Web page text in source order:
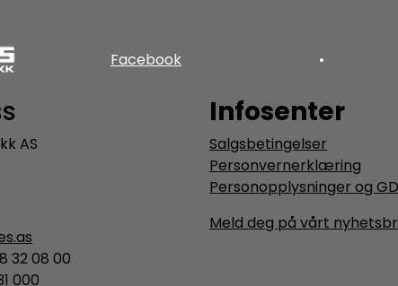
Facebook •
AS
32 08 00
000
Infosenter
Salgsbetingelser
Personvernerklæring
Personopplysninger og
Meld deg på vårt